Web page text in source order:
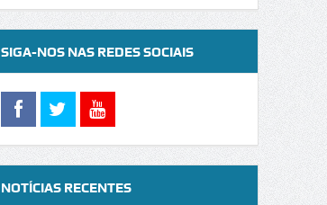
SIGA-NOS NAS REDES SOCIAIS
NOTÍCIAS RECENTES